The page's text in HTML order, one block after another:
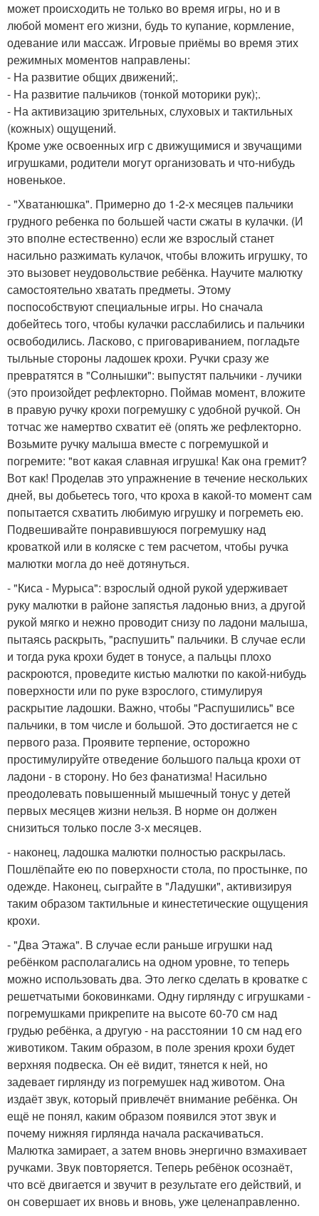
может происходить не только во время игры, но и в
любой момент его жизни, будь то купание, кормление,
одевание или массаж. Игровые приёмы во время этих
режимных моментов направлены:
- На развитие общих движений;.
- На развитие пальчиков (тонкой моторики рук);.
- На активизацию зрительных, слуховых и тактильных
(кожных) ощущений.
Кроме уже освоенных игр с движущимися и звучащими
игрушками, родители могут организовать и что-нибудь
новенькое.
- "Хватанюшка". Примерно до 1-2-х месяцев пальчики
грудного ребенка по большей части сжаты в кулачки. (И
это вполне естественно) если же взрослый станет
насильно разжимать кулачок, чтобы вложить игрушку, то
это вызовет неудовольствие ребёнка. Научите малютку
самостоятельно хватать предметы. Этому
поспособствуют специальные игры. Но сначала
добейтесь того, чтобы кулачки расслабились и пальчики
освободились. Ласково, с приговариванием, погладьте
тыльные стороны ладошек крохи. Ручки сразу же
превратятся в "Солнышки": выпустят пальчики - лучики
(это произойдет рефлекторно. Поймав момент, вложите
в правую ручку крохи погремушку с удобной ручкой. Он
тотчас же намертво схватит её (опять же рефлекторно.
Возьмите ручку малыша вместе с погремушкой и
погремите: "вот какая славная игрушка! Как она гремит?
Вот как! Проделав это упражнение в течение нескольких
дней, вы добьетесь того, что кроха в какой-то момент сам
попытается схватить любимую игрушку и погреметь ею.
Подвешивайте понравившуюся погремушку над
кроваткой или в коляске с тем расчетом, чтобы ручка
малютки могла до неё дотянуться.
- "Киса - Мурыса": взрослый одной рукой удерживает
руку малютки в районе запястья ладонью вниз, а другой
рукой мягко и нежно проводит снизу по ладони малыша,
пытаясь раскрыть, "распушить" пальчики. В случае если
и тогда рука крохи будет в тонусе, а пальцы плохо
раскроются, проведите кистью малютки по какой-нибудь
поверхности или по руке взрослого, стимулируя
раскрытие ладошки. Важно, чтобы "Распушились" все
пальчики, в том числе и большой. Это достигается не с
первого раза. Проявите терпение, осторожно
простимулируйте отведение большого пальца крохи от
ладони - в сторону. Но без фанатизма! Насильно
преодолевать повышенный мышечный тонус у детей
первых месяцев жизни нельзя. В норме он должен
снизиться только после 3-х месяцев.
- наконец, ладошка малютки полностью раскрылась.
Пошлёпайте ею по поверхности стола, по простынке, по
одежде. Наконец, сыграйте в "Ладушки", активизируя
таким образом тактильные и кинестетические ощущения
крохи.
- "Два Этажа". В случае если раньше игрушки над
ребёнком располагались на одном уровне, то теперь
можно использовать два. Это легко сделать в кроватке с
решетчатыми боковинками. Одну гирлянду с игрушками -
погремушками прикрепите на высоте 60-70 см над
грудью ребёнка, а другую - на расстоянии 10 см над его
животиком. Таким образом, в поле зрения крохи будет
верхняя подвеска. Он её видит, тянется к ней, но
задевает гирлянду из погремушек над животом. Она
издаёт звук, который привлечёт внимание ребёнка. Он
ещё не понял, каким образом появился этот звук и
почему нижняя гирлянда начала раскачиваться.
Малютка замирает, а затем вновь энергично взмахивает
ручками. Звук повторяется. Теперь ребёнок осознаёт,
что всё двигается и звучит в результате его действий, и
он совершает их вновь и вновь, уже целенаправленно.